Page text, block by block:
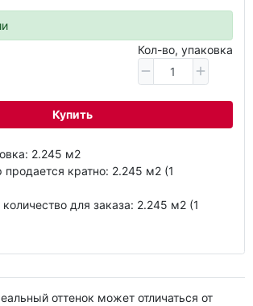
Кол-во, упаковка
Купить
2.245 м2
кратно: 2.245 м2 (1
для заказа: 2.245 м2 (1
оттенок может отличаться от